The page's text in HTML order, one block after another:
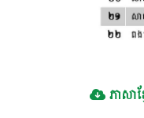
ភាសាខ្ម